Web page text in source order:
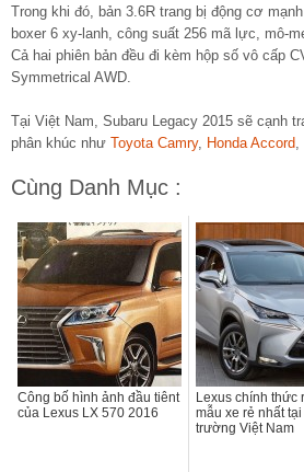
Trong khi đó, bản 3.6R trang bị động cơ
boxer 6 xy-lanh, công suất 256 mã lực, mô-
Cả hai phiên bản đều đi kèm hộp số vô cấp
Symmetrical AWD.
Tại Việt Nam, Subaru Legacy 2015 sẽ cạnh
phân khúc như Toyota Camry, Honda Accord
Cùng Danh Mục :
Công bố hình ảnh đầu tiênt
của Lexus LX 570 2016
Lexus chính thức
mẫu xe rẻ nhất tại
trường Việt Nam